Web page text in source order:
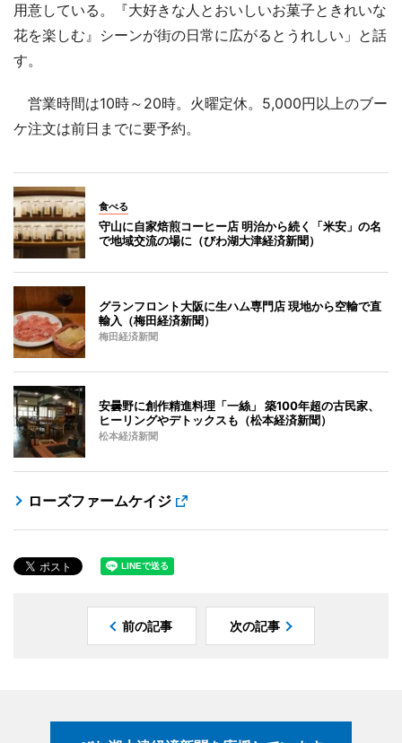
用意している。『大好きな人とおいしいお菓子ときれいな
花を楽しむ』シーンが街の日常に広がるとうれしい」と話
す。
営業時間は10時～20時。火曜定休。5,000円以上のブー
ケ注文は前日までに要予約。
食べる
守山に自家焙煎コーヒー店 明治から続く「米安」の名
で地域交流の場に（びわ湖大津経済新聞）
グランフロント大阪に生ハム専門店 現地から空輸で直
輸入（梅田経済新聞）
梅田経済新聞
安曇野に創作精進料理「一絲」 築100年超の古民家、
ヒーリングやデトックスも（松本経済新聞）
松本経済新聞
ローズファームケイジ
前の記事 次の記事